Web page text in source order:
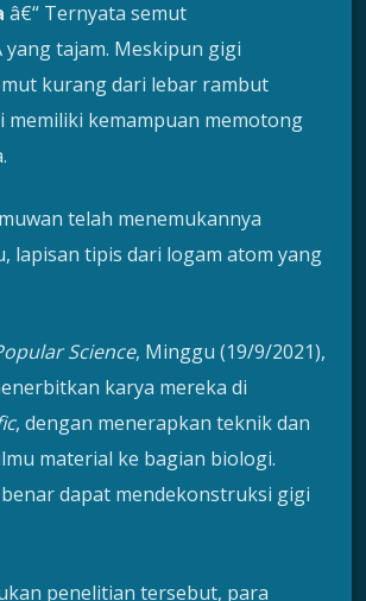
â€“ Ternyata semut
yang tajam. Meskipun gigi
kurang dari lebar rambut
memiliki kemampuan memotong
telah menemukannya
lapisan tipis dari logam atom yang
Science, Minggu (19/9/2021),
karya mereka di
, dengan menerapkan teknik dan
material ke bagian biologi.
dapat mendekonstruksi gigi
penelitian tersebut, para